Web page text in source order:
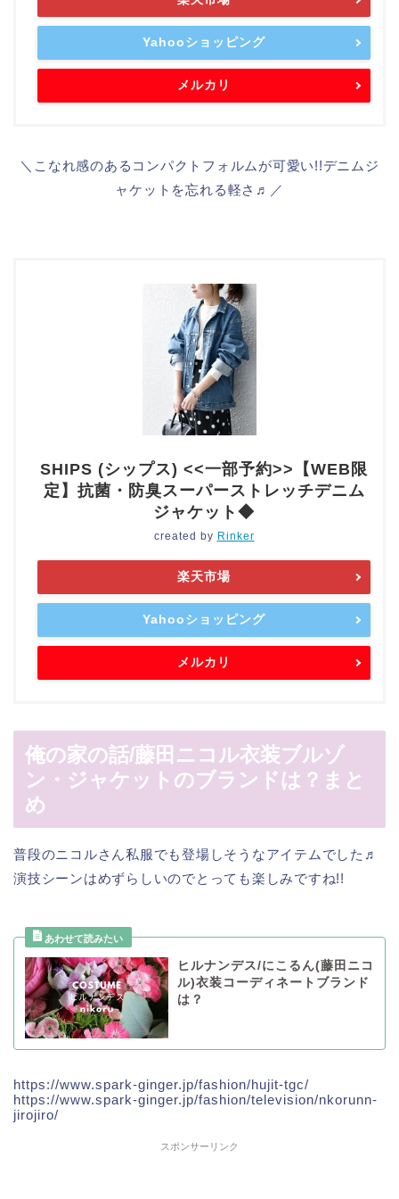
Yahooショッピング
メルカリ
＼こなれ感のあるコンパクトフォルムが可愛い!!デニムジ
ャケットを忘れる軽さ♬／
SHIPS (シップス) <<一部予約>>【WEB限
定】抗菌・防臭スーパーストレッチデニム
ジャケット◆
created by Rinker
楽天市場
Yahooショッピング
メルカリ
俺の家の話/藤田ニコル衣装ブルゾ
ン・ジャケットのブランドは？まと
め
普段のニコルさん私服でも登場しそうなアイテムでした♬
演技シーンはめずらしいのでとっても楽しみですね!!
ヒルナンデス/にこるん(藤田ニコ
ル)衣装コーディネートブランド
は？
https://www.spark-ginger.jp/fashion/hujit-tgc/
https://www.spark-ginger.jp/fashion/television/nkorunn-
jirojiro/
スポンサーリンク